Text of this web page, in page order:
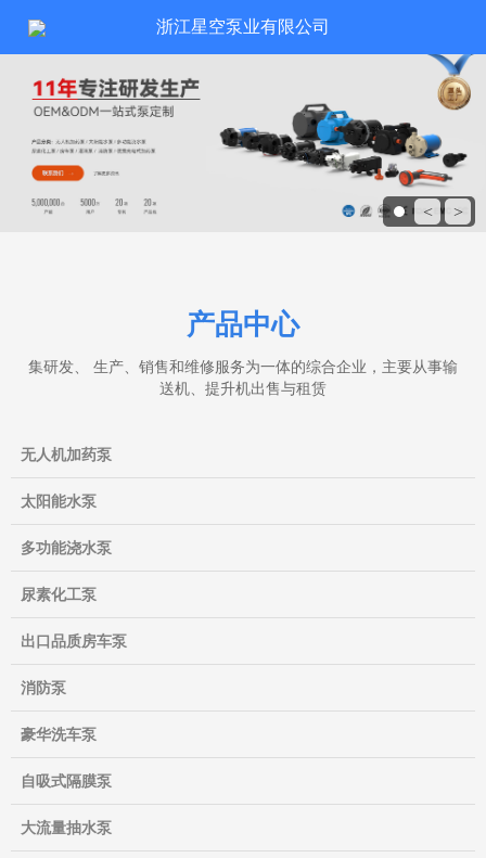
>
<
浙江星空泵业有限公司
产品中心
集研发、 生产、销售和维修服务为一体的综合企业，主要从事输
送机、提升机出售与租赁
无人机加药泵
太阳能水泵
多功能浇水泵
尿素化工泵
出口品质房车泵
消防泵
豪华洗车泵
自吸式隔膜泵
大流量抽水泵